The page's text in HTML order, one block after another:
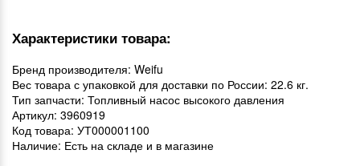
Характеристики товара:
Бренд производителя: Weifu
Вес товара с упаковкой для доставки по России: 22.6 кг.
Тип запчасти: Топливный насос высокого давления
Артикул: 3960919
Код товара: УТ000001100
Наличие: Есть на складе и в магазине